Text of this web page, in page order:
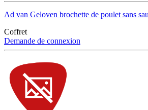
Ad van Geloven brochette de poulet sans
Coffret
Demande de connexion